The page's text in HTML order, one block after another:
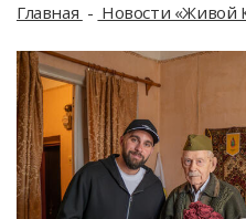
Главная Новости «Живой